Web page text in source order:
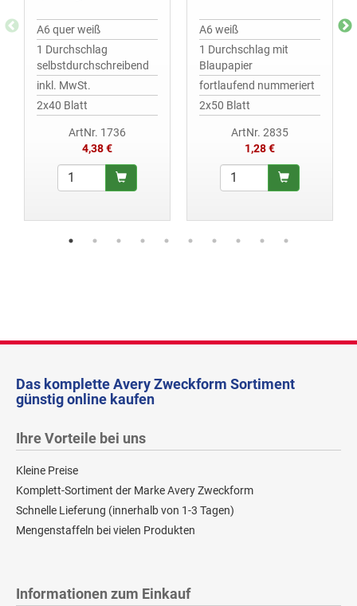
A6 quer weiß
1 Durchschlag
selbstdurchschreibend
inkl. MwSt.
2x40 Blatt
ArtNr. 1736
4,38 €
A6 weiß
1 Durchschlag mit
Blaupapier
fortlaufend nummeriert
2x50 Blatt
ArtNr. 2835
1,28 €
Das komplette Avery Zweckform Sortiment
günstig online kaufen
Ihre Vorteile bei uns
Kleine Preise
Komplett-Sortiment der Marke Avery Zweckform
Schnelle Lieferung (innerhalb von 1-3 Tagen)
Mengenstaffeln bei vielen Produkten
Informationen zum Einkauf